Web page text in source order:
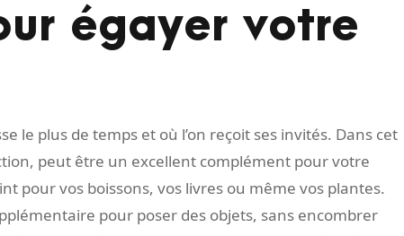
égayer votre
le plus de temps et où l’on reçoit ses invités. Dans cet
peut être un excellent complément pour votre
pour vos boissons, vos livres ou même vos plantes.
pour poser des objets, sans encombrer